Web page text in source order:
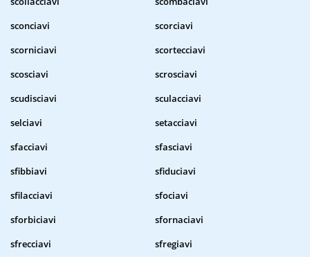
sconciavi
scorciavi
scorniciavi
scortecciavi
scosciavi
scrosciavi
scudisciavi
sculacciavi
selciavi
setacciavi
sfacciavi
sfasciavi
sfibbiavi
sfiduciavi
sfilacciavi
sfociavi
sforbiciavi
sfornaciavi
sfrecciavi
sfregiavi